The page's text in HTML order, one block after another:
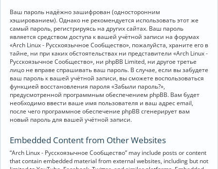
Ваш пароль надёжно зашифрован (односторонним
хэшированием). Однако не рекомендуется использовать этот же
самый пароль, регистрируясь на других сайтах. Ваш пароль
является средством доступа к вашей учётной записи на форумах
«Arch Linux - Русскоязычное Сообщество», пожалуйста, храните его в
тайне, ни при каких обстоятельствах ни представители «Arch Linux -
Русскоязычное Сообщество», ни phpBB Limited, ни другое третье
лицо не вправе спрашивать ваш пароль. В случае, если вы забудете
ваш пароль к вашей учётной записи, вы сможете воспользоваться
функцией восстановления пароля «Забыли пароль?»,
предусмотренной программным обеспечением phpBB. Вам будет
необходимо ввести ваше имя пользователя и ваш адрес email,
после чего программное обеспечение phpBB сгенерирует вам
новый пароль для вашей учётной записи.
Embedded Content from Other Websites
“Arch Linux - Русскоязычное Сообщество” may include posts or content
that contain embedded material from external websites, including but not